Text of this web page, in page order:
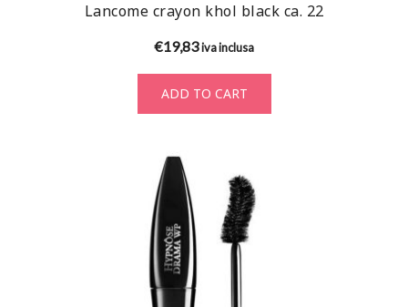
Lancome crayon khol black ca. 22
€19,83iva inclusa
ADD TO CART